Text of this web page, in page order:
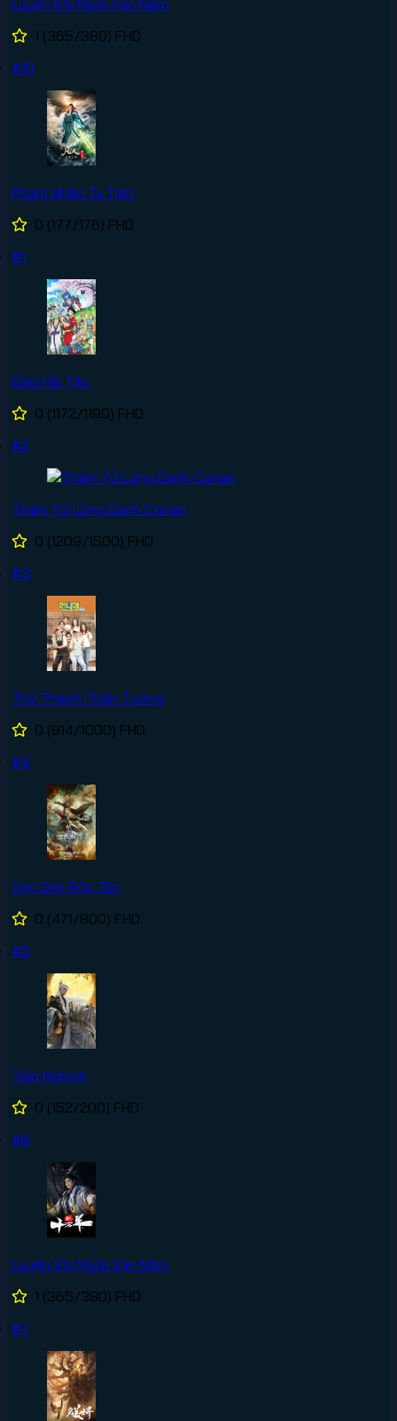
Luyện Khí Mười Vạn Năm
1 (365/380) FHD
#10
Phàm Nhân Tu Tiên
0 (177/176) FHD
#1
Đảo Hải Tặc
0 (1172/1190) FHD
#2
Thám Tử Lừng Danh Conan
0 (1209/1500) FHD
#3
Thử Thách Thần Tượng
0 (814/1000) FHD
#4
Vạn Giới Độc Tôn
0 (471/800) FHD
#5
Tiên Nghịch
0 (152/200) FHD
#6
Luyện Khí Mười Vạn Năm
1 (365/380) FHD
#7